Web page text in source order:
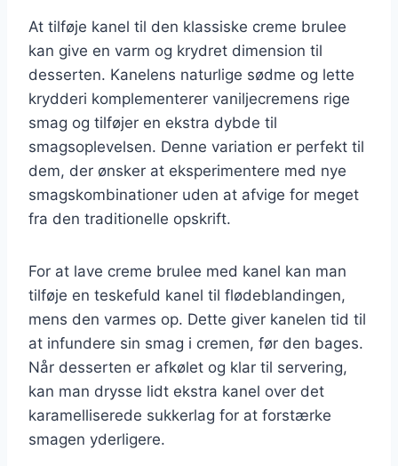
At tilføje kanel til den klassiske creme brulee
kan give en varm og krydret dimension til
desserten. Kanelens naturlige sødme og lette
krydderi komplementerer vaniljecremens rige
smag og tilføjer en ekstra dybde til
smagsoplevelsen. Denne variation er perfekt til
dem, der ønsker at eksperimentere med nye
smagskombinationer uden at afvige for meget
fra den traditionelle opskrift.
For at lave creme brulee med kanel kan man
tilføje en teskefuld kanel til flødeblandingen,
mens den varmes op. Dette giver kanelen tid til
at infundere sin smag i cremen, før den bages.
Når desserten er afkølet og klar til servering,
kan man drysse lidt ekstra kanel over det
karamelliserede sukkerlag for at forstærke
smagen yderligere.